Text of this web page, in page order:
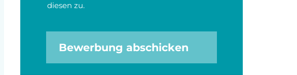
diesen zu.
Bewerbung abschicken